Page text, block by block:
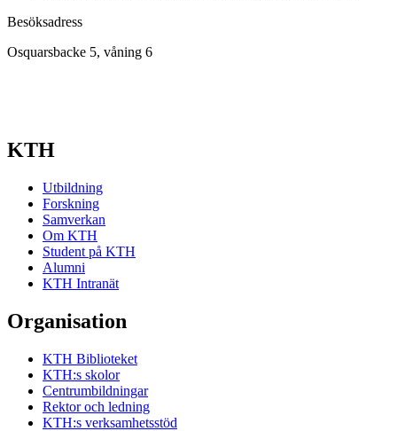
Besöksadress
Osquarsbacke 5, våning 6
KTH
Utbildning
Forskning
Samverkan
Om KTH
Student på KTH
Alumni
KTH Intranät
Organisation
KTH Biblioteket
KTH:s skolor
Centrumbildningar
Rektor och ledning
KTH:s verksamhetsstöd